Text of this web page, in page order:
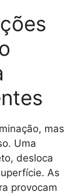
mas
Uma
desloca
As
provocam